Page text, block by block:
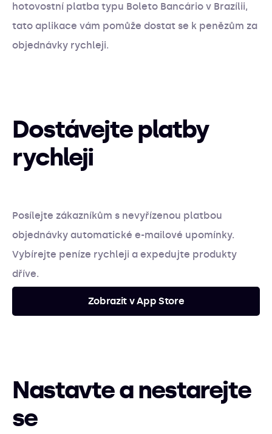
hotovostní platba typu Boleto Bancário v Brazílii,
tato aplikace vám pomůže dostat se k penězům za
objednávky rychleji.
Dostávejte platby
rychleji
Posílejte zákazníkům s nevyřízenou platbou
objednávky automatické e-mailové upomínky.
Vybírejte peníze rychleji a expedujte produkty
dříve.
Zobrazit v App Store
Nastavte a nestarejte
se